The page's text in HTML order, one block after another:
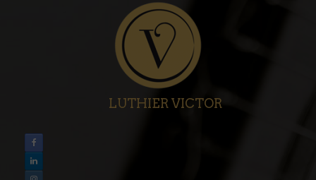
LUTHIER VICTOR